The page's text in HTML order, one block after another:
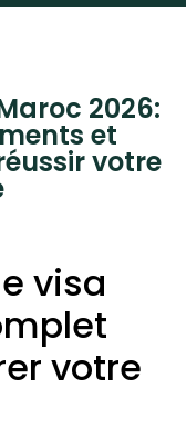
2026:
et
votre
visa
votre